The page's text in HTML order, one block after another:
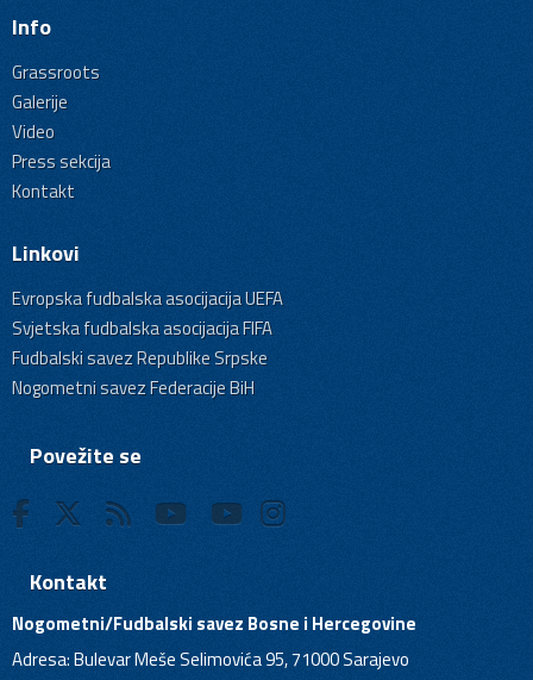
Info
Grassroots
Galerije
Video
Press sekcija
Kontakt
Linkovi
Evropska fudbalska asocijacija UEFA
Svjetska fudbalska asocijacija FIFA
Fudbalski savez Republike Srpske
Nogometni savez Federacije BiH
Povežite se
Kontakt
Nogometni/Fudbalski savez Bosne i Hercegovine
Adresa: Bulevar Meše Selimovića 95, 71000 Sarajevo